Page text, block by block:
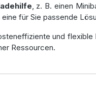
, z. B. einen
für Sie passende
und flexible
Ressourcen.